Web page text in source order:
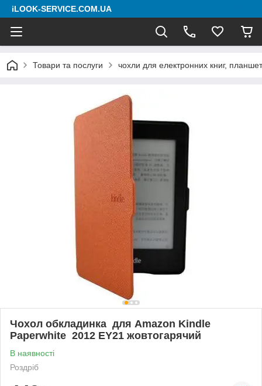
iLOOK-SERVICE.COM.UA
Товари та послуги чохли для електронних книг,
Чохол обкладинка для Amazon Kindle
Paperwhite 2012 EY21 жовтогарячий
В наявності
Роздріб